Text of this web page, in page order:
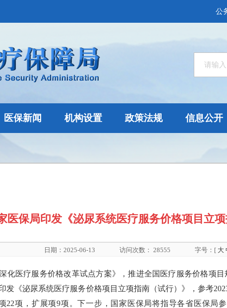
公
医保新闻 机构设置 政策法规 信息公开
医保局印发《泌尿系统医疗服务价格项目立项
日期：2025-06-13 访问次数： 28555 字号：[ 大
化医疗服务价格改革试点方案》，推进全国医疗服务价格项
发《泌尿系统医疗服务价格项目立项指南（试行）》，参考
22项，扩展项9项。下一步，国家医保局将指导各省医保局